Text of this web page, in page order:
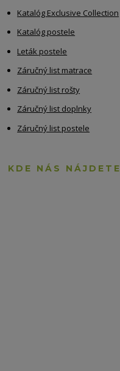
Katalóg Exclusive Collection
Katalóg postele
Leták postele
Záručný list matrace
Záručný list rošty
Záručný list doplnky
Záručný list postele
KDE NÁS NÁJDETE